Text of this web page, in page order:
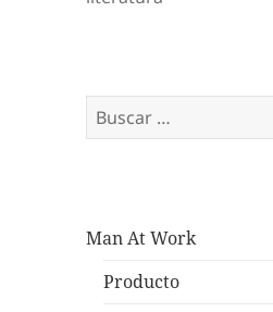
Buscar:
Man At Work
Producto